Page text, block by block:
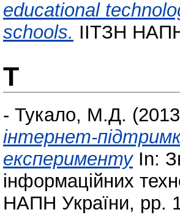
educational
schools. ІІТЗН
Т
- Тукало, М.Д.
інтернет-
експериментуIn:
інформаційних
НАПН України, pp.